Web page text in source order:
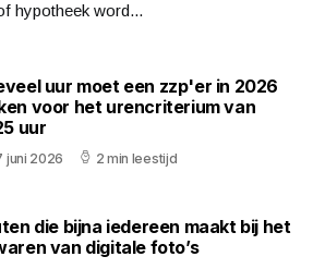
hypotheek word...
uur moet een zzp'er in 2026
voor het urencriterium van
uur
juni 2026 2 min leestijd
die bijna iedereen maakt bij het
van digitale foto’s